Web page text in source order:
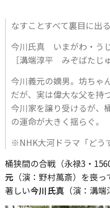
なすことすべて裏目に出る
今川氏真 いまがわ・う
［溝端淳平 みぞばたじ
今川義元の嫡男。坊ちゃ
だが、実は偉大な父を持
今川家を譲り受けるが、
の運命が大きく揺らぐ。
※NHK大河ドラマ「どう
桶狭間の合戦（永禄3・
元 （演：野村萬斎）を喪
著しい今川氏真 （演：溝端